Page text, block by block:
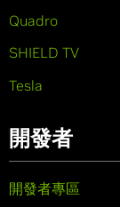
Quadro
SHIELD TV
Tesla
開發者
開發者專區